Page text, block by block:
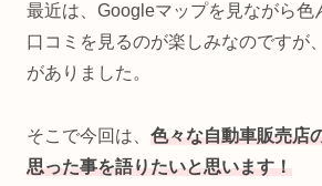
最近は、Googleマップを見ながら色
口コミを見るのが楽しみなのですが
がありました。
そこで今回は、 色々な自動車販売店
思った事を語りたいと思います！